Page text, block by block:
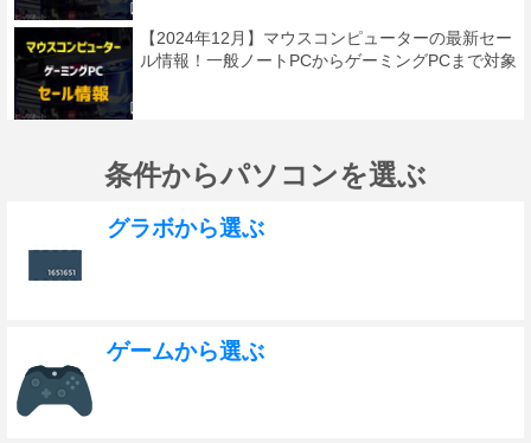
【2024年12月】マウスコンピューターの最新セー
ル情報！一般ノートPCからゲーミングPCまで対象
条件からパソコンを選ぶ
グラボから選ぶ
ゲームから選ぶ